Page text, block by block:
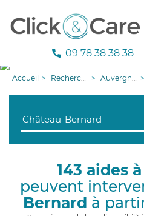
09 78 38 38 38 —
Accueil Recherche aide à domicile Auvergne-Rhône-Alpes
143 aides
peuvent
Bernard à